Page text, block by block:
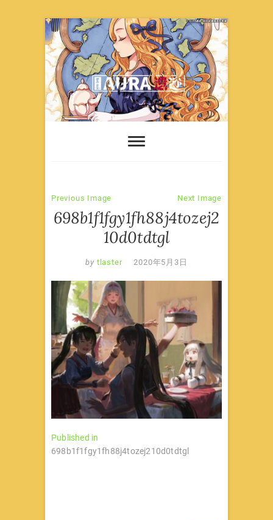
Skip
to
content
Previous Image Next Image
698b1f1fgy1fh88j4tozej2
10d0tdtgl
by tlaster 2020年5月3日
文
章
Published in
698b1f1fgy1fh88j4tozej210d0tdtgl